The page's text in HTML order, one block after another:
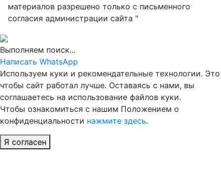
материалов разрешено только с письменного
согласия администрации сайта "
Выполняем поиск...
Написать WhatsApp
Используем куки и рекомендательные технологии. Это
чтобы сайт работал лучше. Оставаясь с нами, вы
соглашаетесь на использование файлов куки.
Чтобы ознакомиться с нашим Положением о
конфиденциальности нажмите здесь.
Я согласен